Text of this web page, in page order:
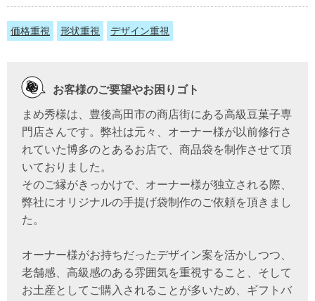
価格重視 形状重視 デザイン重視
お客様のご要望やお困りゴト
まめ秀様は、豊後高田市の商店街にある高級豆菓子専
門店さんです。弊社は元々、オーナー様が以前修行さ
れていた博多のとあるお店で、商品袋を制作させて頂
いておりました。
そのご縁がきっかけで、オーナー様が独立される際、
弊社にオリジナルの手提げ袋制作のご依頼を頂きまし
た。
オーナー様がお持ちだったデザイン案を活かしつつ、
老舗感、高級感のある雰囲気を重視すること、そして
お土産としてご購入されることが多いため、ギフトバ